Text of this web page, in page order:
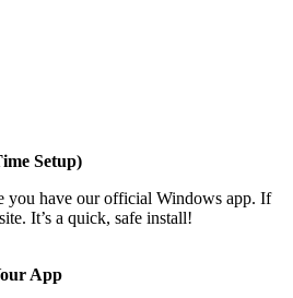
Setup)
you have our official Windows app. If
It’s a quick, safe install!
App